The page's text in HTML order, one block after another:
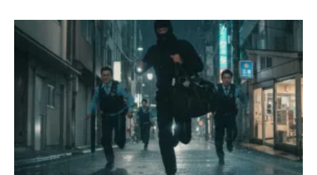
複雑に絡み合う極上のサスペンス。予測不可能な結末へと向かう
ボーダレス隊の奮闘を、ぜひその目でお確かめください。
仲沢桃子…土屋太鳳
黄沢蕾…佐藤勝利
https://www.youtube.com/watch?v=GCJQzmrnB88